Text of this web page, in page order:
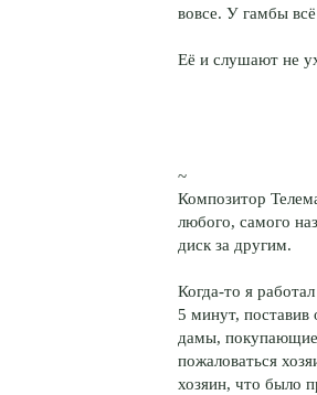
вовсе. У гамбы
Её и слушают не
~
Композитор
любого, самого
диск за другим.
Когда-то я
5 минут,
дамы, покупающие
пожаловаться
хозяин, что было